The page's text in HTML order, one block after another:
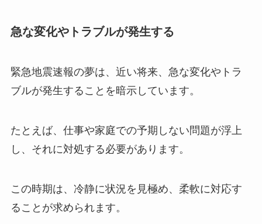
急な変化やトラブルが発生する
緊急地震速報の夢は、近い将来、急な変化やトラ
ブルが発生することを暗示しています。
たとえば、仕事や家庭での予期しない問題が浮上
し、それに対処する必要があります。
この時期は、冷静に状況を見極め、柔軟に対応す
ることが求められます。